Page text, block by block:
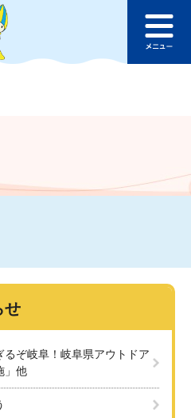
ジの本文へ
ュ
せ
ぞ岐阜！岐阜県アウトドア
」他